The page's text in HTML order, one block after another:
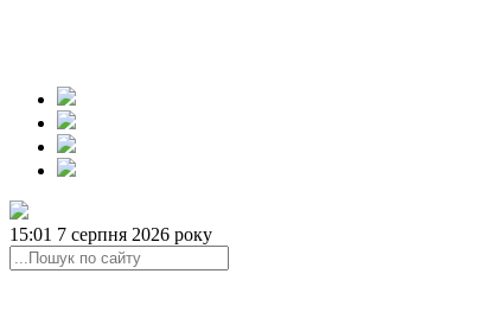
15:01 7 серпня 2026 року